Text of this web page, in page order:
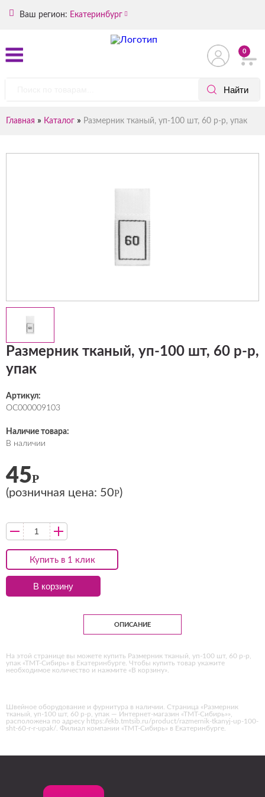
Ваш регион: Екатеринбург
0
Главная » Каталог » Размерник тканый, уп-100 шт, 60 р-р, упак
Размерник тканый, уп-100 шт, 60 р-р,
упак
Артикул:
ОС000009103
Наличие товара:
В наличии
Купить в 1 клик
45Р
(розничная цена: 50Р)
В корзину
ОПИСАНИЕ
На этой странице вы можете купить Размерник тканый, уп-100 шт, 60 р-р,
упак «ТМТ-Сибирь» в Екатеринбурге. Чтобы купить товар укажите
необходимое количество и нажмите «В корзину».
Швейное оборудование и фурнитура в наличии. Страница «Размерник
тканый, уп-100 шт, 60 р-р, упак — Интернет-магазин «ТМТ-Сибирь»»,
расположена по адресу https://ekb.tmtsib.ru/product/razmernik-tkanyj-up-100-
sht-60-r-r-upak/. Филиал компании «ТМТ-Сибирь» в Екатеринбурге.